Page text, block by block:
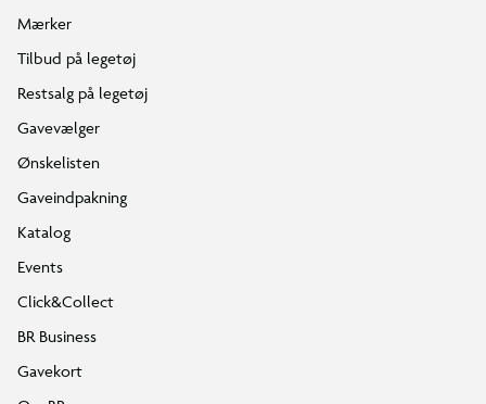
Mærker
Tilbud på legetøj
Restsalg på legetøj
Gavevælger
Ønskelisten
Gaveindpakning
Katalog
Events
Click&Collect
BR Business
Gavekort